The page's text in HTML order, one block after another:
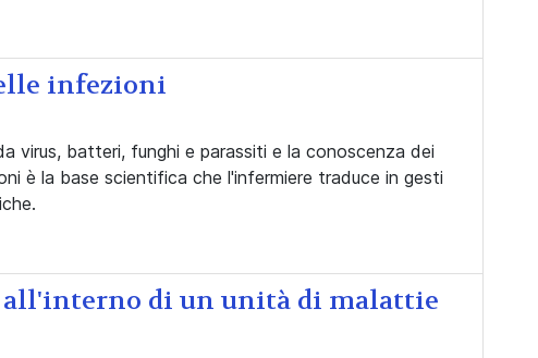
infezioni
virus, batteri, funghi e parassiti e la conoscenza dei
è la base scientifica che l'infermiere traduce in gesti
di un unità di malattie